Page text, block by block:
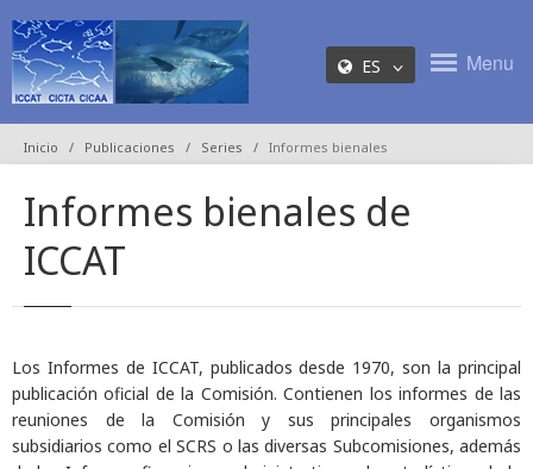
ES Menu
Inicio Publicaciones Series Informes bienales
Informes bienales de
ICCAT
Los Informes de ICCAT, publicados desde 1970, son la principal
publicación oficial de la Comisión. Contienen los informes de las
reuniones de la Comisión y sus principales organismos
subsidiarios como el SCRS o las diversas Subcomisiones, además